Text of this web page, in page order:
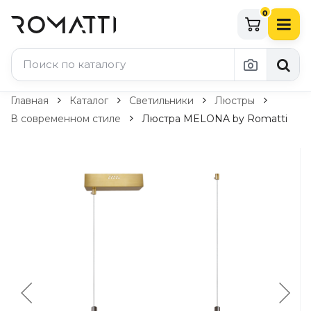
0
Каталог Romatti
Свет и освещение
Подвесные светильники
Уличное освещение
Комплектующие
Главная Каталог Светильники
Люстры
В современном стиле
Люстра MELONA by Romatti